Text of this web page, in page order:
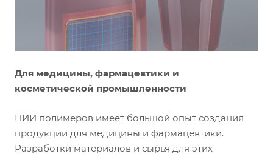
Для медицины, фармацевтики и
косметической промышленности
НИИ полимеров имеет большой опыт создания
продукции для медицины и фармацевтики.
Разработки материалов и сырья для этих